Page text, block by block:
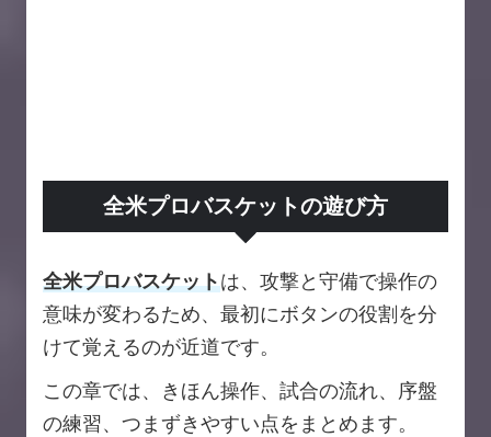
全米プロバスケットの遊び方
全米プロバスケットは、攻撃と守備で操作の
意味が変わるため、最初にボタンの役割を分
けて覚えるのが近道です。
この章では、きほん操作、試合の流れ、序盤
の練習、つまずきやすい点をまとめます。